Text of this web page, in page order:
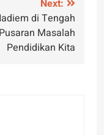
Next:
di Tengah
Pusaran Masalah
Pendidikan Kita